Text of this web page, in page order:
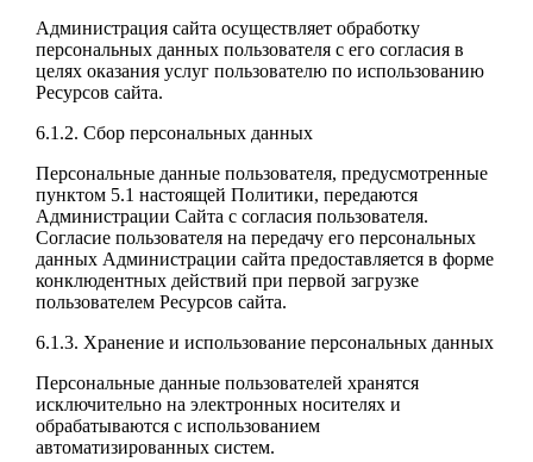
Администрация сайта осуществляет обработку
персональных данных пользователя с его согласия в
целях оказания услуг пользователю по использованию
Ресурсов сайта.
6.1.2. Сбор персональных данных
Персональные данные пользователя, предусмотренные
пунктом 5.1 настоящей Политики, передаются
Администрации Сайта с согласия пользователя.
Согласие пользователя на передачу его персональных
данных Администрации сайта предоставляется в форме
конклюдентных действий при первой загрузке
пользователем Ресурсов сайта.
6.1.3. Хранение и использование персональных данных
Персональные данные пользователей хранятся
исключительно на электронных носителях и
обрабатываются с использованием
автоматизированных систем.